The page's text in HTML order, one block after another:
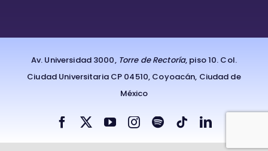
Av. Universidad 3000, Torre de Rectoría, piso 10. Col.
Ciudad Universitaria CP 04510, Coyoacán, Ciudad de
México